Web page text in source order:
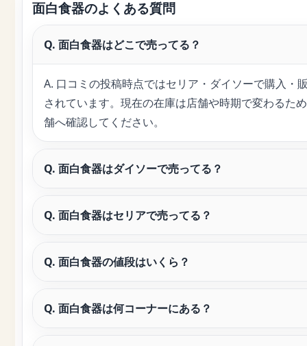
面白食器のよくある質問
Q. 面白食器はどこで売ってる？
A. 口コミの投稿時点ではセリア・ダイソーで購入・
されています。現在の在庫は店舗や時期で変わるた
舗へ確認してください。
Q. 面白食器はダイソーで売ってる？
Q. 面白食器はセリアで売ってる？
Q. 面白食器の値段はいくら？
Q. 面白食器は何コーナーにある？